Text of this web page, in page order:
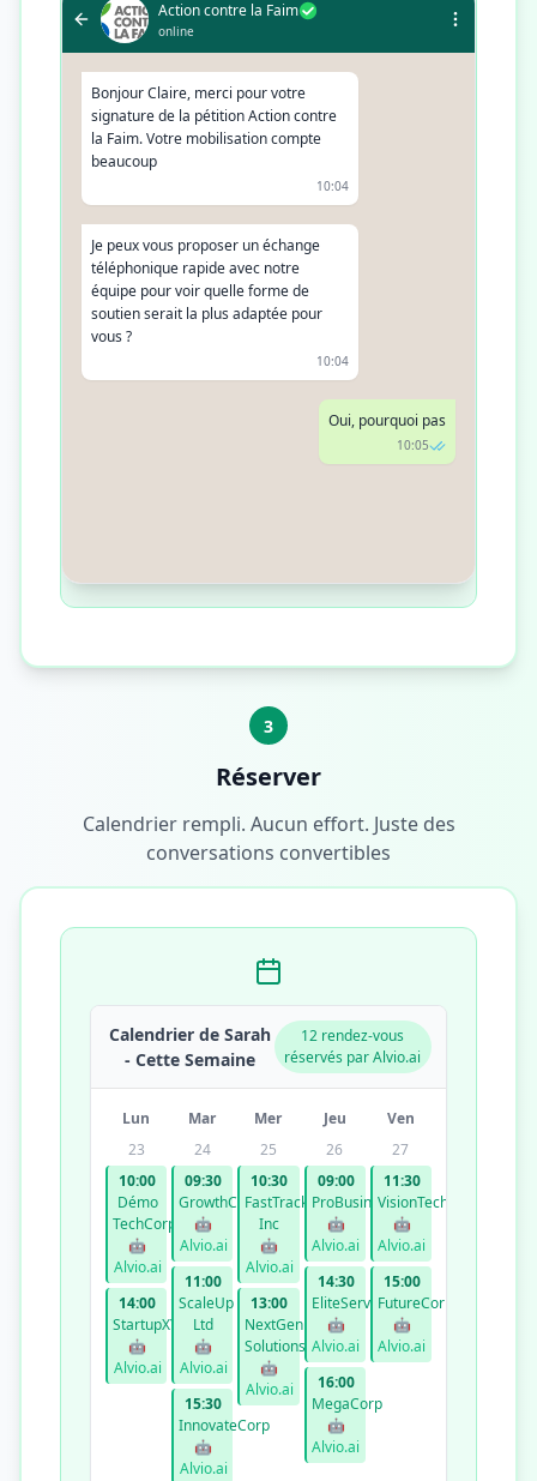
Action contre la Faim
online
Bonjour Claire, merci pour votre
signature de la pétition Action contre
la Faim. Votre mobilisation compte
beaucoup
10:04
Je peux vous proposer un échange
téléphonique rapide avec notre
équipe pour voir quelle forme de
soutien serait la plus adaptée pour
vous ?
10:04
Oui, pourquoi pas
10:05
3
Réserver
Calendrier rempli. Aucun effort. Juste des
conversations convertibles
Calendrier de Sarah
- Cette Semaine
12 rendez-vous
réservés par Alvio.ai
Lun Mar Mer Jeu
Ven
23
10:00
Démo
TechCorp
🤖
Alvio.ai
14:00
StartupXYZ
🤖
Alvio.ai
24
09:30
GrowthCo
🤖
Alvio.ai
11:00
ScaleUp
Ltd
🤖
Alvio.ai
15:30
InnovateCorp
🤖
Alvio.ai
25
10:30
FastTrack
Inc
🤖
Alvio.ai
13:00
NextGen
Solutions
🤖
Alvio.ai
26
09:00
ProBusiness
🤖
Alvio.ai
14:30
EliteServices
🤖
Alvio.ai
16:00
MegaCorp
🤖
Alvio.ai
27
11:30
VisionTech
🤖
Alvio.ai
15:00
FutureCorp
🤖
Alvio.ai